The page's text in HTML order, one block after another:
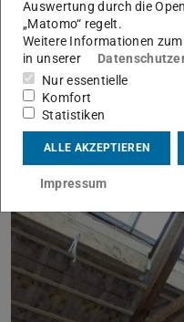
ausgewählten Beispielen
gemeinsam die
Landesmuseum
„Bach Dolder“, das sich
von Ausstellungen
english
Auswertung durch die
„Matomo“ regelt.
Weitere Informationen
in unserer
Nur essentielle
Komfort
Statistiken
ALLE AKZEPTIEREN
Impressum